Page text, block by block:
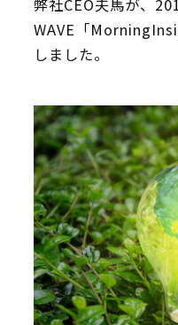
弊社CEO夫馬が、
WAVE「
しました。